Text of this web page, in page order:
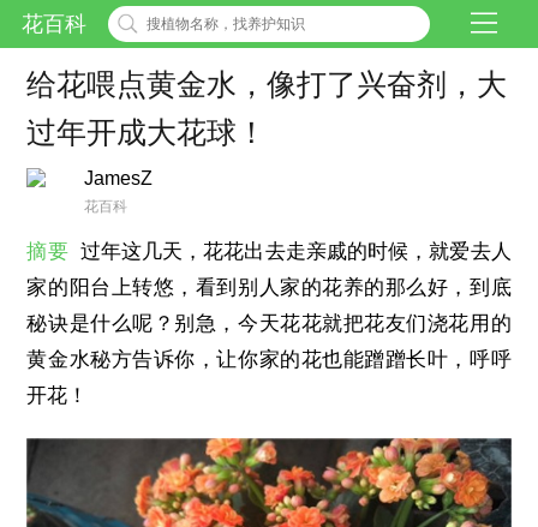
花百科
给花喂点黄金水，像打了兴奋剂，大
过年开成大花球！
JamesZ
花百科
摘要 过年这几天，花花出去走亲戚的时候，就爱去人
家的阳台上转悠，看到别人家的花养的那么好，到底
秘诀是什么呢？别急，今天花花就把花友们浇花用的
黄金水秘方告诉你，让你家的花也能蹭蹭长叶，呼呼
开花！